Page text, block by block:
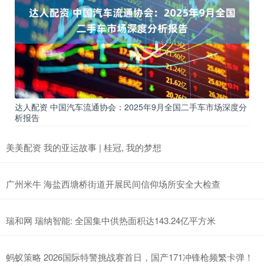
达人配资 中国汽车流通协会：2025年9月全国二手车市场深度分
析报告
美美配资 我的亚运故事 | 桂冠, 我的梦想
广州米牛 海盐西塘桥街道开展民间信仰场所安全大检查
瑞和网 瑞纳智能: 全国集中供热面积达143.24亿平方米
蚂蚁策略 2026国际特警挑战赛首日，国产171冲锋枪频繁卡弹！